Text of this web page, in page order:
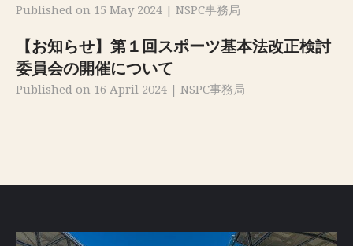
Published on 15 May 2024 | NSPC事務局
【お知らせ】第１回スポーツ基本法改正検討
委員会の開催について
Published on 16 April 2024 | NSPC事務局